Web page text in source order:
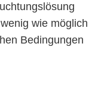
wie möglich
Bedingungen